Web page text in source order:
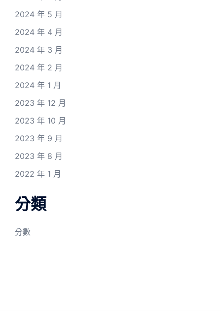
2024 年 5 月
2024 年 4 月
2024 年 3 月
2024 年 2 月
2024 年 1 月
2023 年 12 月
2023 年 10 月
2023 年 9 月
2023 年 8 月
2022 年 1 月
分類
分數